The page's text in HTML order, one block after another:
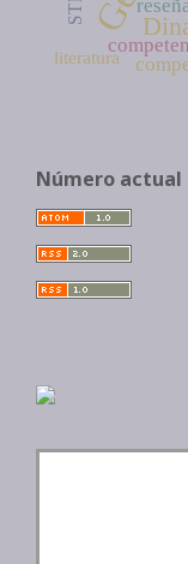
literatura
Número actual